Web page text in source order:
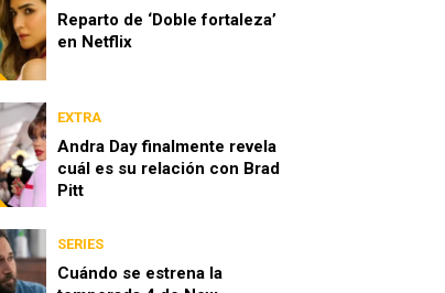
Reparto de ‘Doble fortaleza’
en Netflix
EXTRA
Andra Day finalmente revela
cuál es su relación con Brad
Pitt
SERIES
Cuándo se estrena la